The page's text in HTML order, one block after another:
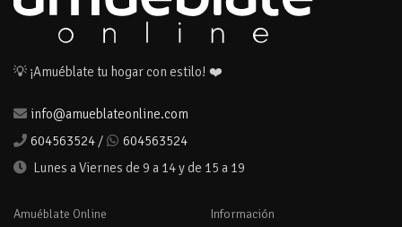
💡 ¡Amuéblate tu hogar con estilo! ❤️
info@amueblateonline.com
604563524 /
604563524
Lunes a Viernes de 9 a 14 y de 15 a 19
Amuéblate Online
Información